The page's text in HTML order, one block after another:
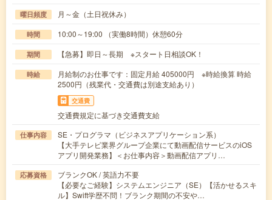
曜日頻度 月～金（土日祝休み）
時間 10:00～19:00 （実働8時間）休憩60分
期間 【急募】即日～長期 ※スタート日相談OK！
時給
月給制のお仕事です：固定月給 405000円 ※時給換算 時給
2500円（残業代・交通費は別途支給あり）
交通費
交通費規定に基づき交通費支給
仕事内容
SE・プログラマ（ビジネスアプリケーション系）
【大手テレビ業界グループ企業にて動画配信サービスのiOS
アプリ開発業務】＜お仕事内容＞動画配信アプリ…
応募資格
ブランクOK / 英語力不要
【必要なご経験】システムエンジニア（SE）【活かせるスキ
ル】Swift学歴不問！ブランク期間の不安や…